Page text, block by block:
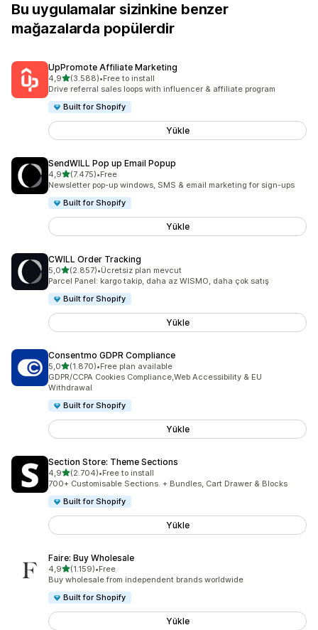
Bu uygulamalar sizinkine benzer
mağazalarda popülerdir
UpPromote Affiliate Marketing
4,95 yıldız üzerinden
(3.588)
toplam 3588 değerlendirme
•Free to install
Drive referral sales loops with influencer & affiliate program
Built for Shopify
Yükle
SendWILL Pop up Email Popup
4,95 yıldız üzerinden
(7.475)
toplam 7475 değerlendirme
•Free
Newsletter pop-up windows, SMS & email marketing for sign-ups
Built for Shopify
Yükle
CWILL Order Tracking
5,05 yıldız üzerinden
(2.857)
toplam 2857 değerlendirme
•Ücretsiz plan mevcut
Parcel Panel: kargo takip, daha az WISMO, daha çok satış
Built for Shopify
Yükle
Consentmo GDPR Compliance
5,05 yıldız üzerinden
(1.870)
toplam 1870 değerlendirme
•Free plan available
GDPR/CCPA Cookies Compliance,Web Accessibility & EU
Withdrawal
Built for Shopify
Yükle
Section Store: Theme Sections
4,95 yıldız üzerinden
(2.704)
toplam 2704 değerlendirme
•Free to install
700+ Customisable Sections. + Bundles, Cart Drawer & Blocks
Built for Shopify
Yükle
Faire: Buy Wholesale
4,95 yıldız üzerinden
(1.159)
toplam 1159 değerlendirme
•Free
Buy wholesale from independent brands worldwide
Built for Shopify
Yükle